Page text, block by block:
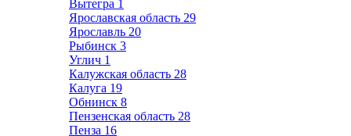
Вытегра 1
Ярославская область 29
Ярославль 20
Рыбинск 3
Углич 1
Калужская область 28
Калуга 19
Обнинск 8
Пензенская область 28
Пенза 16